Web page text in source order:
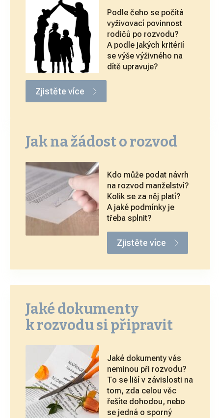
Podle čeho se počítá
vyživovací povinnost
rodičů po rozvodu?
A podle jakých kritérií
se výše výživného na
dítě upravuje?
Zjistěte více
Jak na žádost o rozvod
Kdo může podat návrh
na rozvod manželství?
Kolik se za něj platí?
A jaké podmínky je
třeba splnit?
Zjistěte více
Jaké dokumenty
k rozvodu si připravit
Jaké dokumenty vás
neminou při rozvodu?
To se liší v závislosti na
tom, zda celou věc
řešíte dohodou, nebo
se jedná o sporný